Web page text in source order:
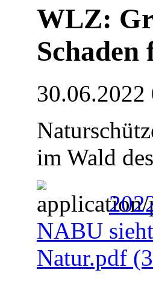
WLZ:
30.06.2022
im Wald
NABU
Natur.pdf